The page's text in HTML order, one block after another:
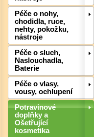
Péče o nohy,
chodidla, ruce,
nehty, pokožku,
nástroje
Péče o sluch,
Naslouchadla,
Baterie
Péče o vlasy,
vousy, ochlupení
Potravinové
doplňky a
Ošetřující
kosmetika
Detail